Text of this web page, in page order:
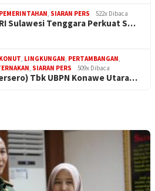
PEMERINTAHAN, SIARAN PERS 522x Dibaca
Sulawesi Tenggara Perkuat S…
KONUT, LINGKUNGAN, PERTAMBANGAN,
, SIARAN PERS 509x Dibaca
Tbk UBPN Konawe Utara…